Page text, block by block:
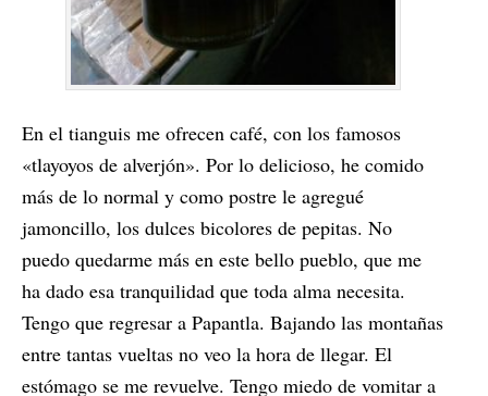
En el tianguis me ofrecen café, con los famosos
«tlayoyos de alverjón». Por lo delicioso, he comido
más de lo normal y como postre le agregué
jamoncillo, los dulces bicolores de pepitas. No
puedo quedarme más en este bello pueblo, que me
ha dado esa tranquilidad que toda alma necesita.
Tengo que regresar a Papantla. Bajando las montañas
entre tantas vueltas no veo la hora de llegar. El
estómago se me revuelve. Tengo miedo de vomitar a